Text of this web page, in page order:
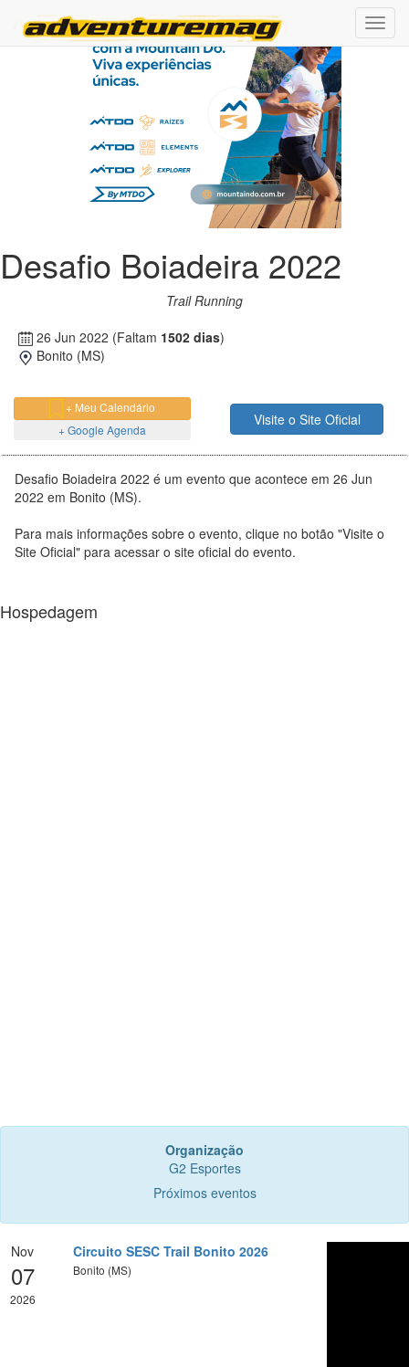
Desafio Boiadeira 2022
Trail Running
26 Jun 2022 (Faltam 1502 dias)
Bonito (MS)
+ Meu Calendário
+ Google Agenda
Visite o Site Oficial
Desafio Boiadeira 2022 é um evento que acontece em 26 Jun
2022 em Bonito (MS).
Para mais informações sobre o evento, clique no botão "Visite o
Site Oficial" para acessar o site oficial do evento.
Hospedagem
Organização
G2 Esportes
Próximos eventos
Nov
07
2026
Circuito SESC Trail Bonito 2026
Bonito (MS)